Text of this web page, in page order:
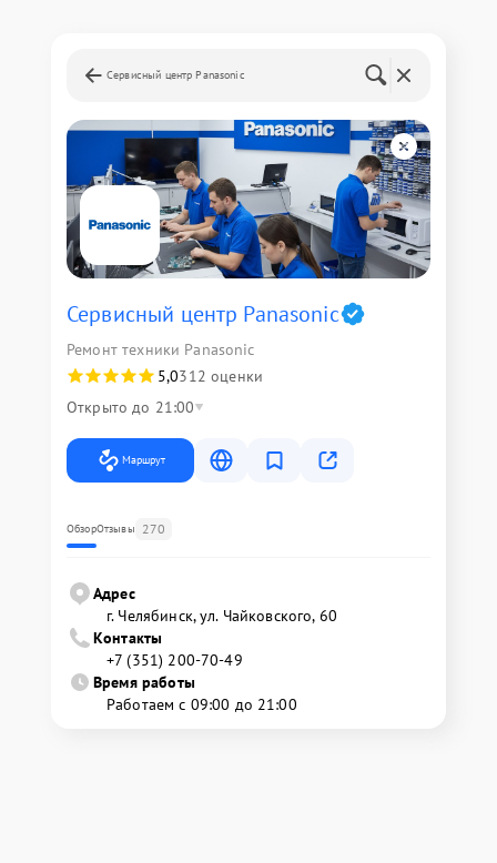
Сервисный центр Panasonic
Сервисный центр Panasonic
Ремонт техники Panasonic
5,0312 оценки
Открыто до 21:00
Маршрут
ОбзорОтзывы 270
Адрес
г. Челябинск, ул. Чайковского, 60
Контакты
+7 (351) 200-70-49
Время работы
Работаем с 09:00 до 21:00